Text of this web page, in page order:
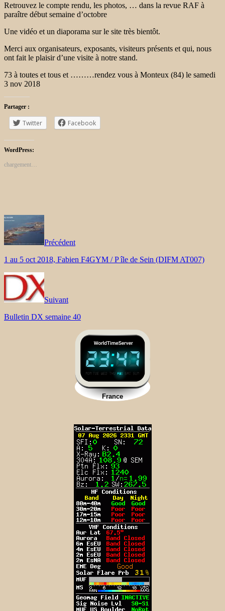
Retrouvez le compte rendu, les photos, … dans la revue RAF à
paraître début semaine d’octobre
Une vidéo et un diaporama sur le site très bientôt.
Merci aux organisateurs, exposants, visiteurs présents et qui, nous
ont fait le plaisir d’une visite à notre stand.
73 à toutes et tous et ………rendez vous à Monteux (84) le samedi
3 nov 2018
Partager :
Twitter Facebook
WordPress:
chargement…
Précédent
1 au 5 oct 2018, Fabien F4GYM / P île de Sein (DIFM AT007)
Suivant
Bulletin DX semaine 40